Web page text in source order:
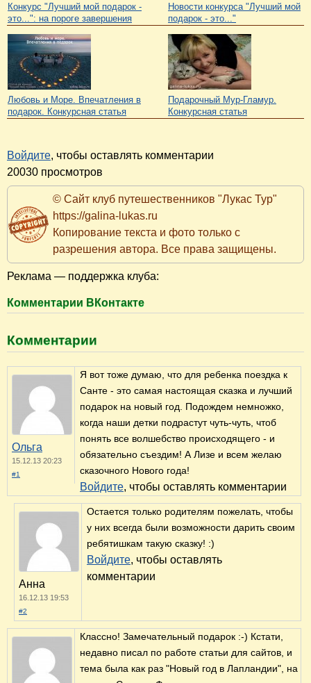
Конкурс "Лучший мой подарок -
это...": на пороге завершения
Новости конкурса "Лучший мой
подарок - это..."
Любовь и Море. Впечатления в
подарок. Конкурсная статья
Подарочный Мур-Гламур.
Конкурсная статья
Войдите, чтобы оставлять комментарии
20030 просмотров
© Сайт клуб путешественников "Лукас Тур"
https://galina-lukas.ru
Копирование текста и фото только с
разрешения автора. Все права защищены.
Реклама — поддержка клуба:
Комментарии ВКонтакте
Комментарии
Ольга
15.12.13 20:23
#1
Я вот тоже думаю, что для ребенка поездка к
Санте - это самая настоящая сказка и лучший
подарок на новый год. Подождем немножко,
когда наши детки подрастут чуть-чуть, чтоб
понять все волшебство происходящего - и
обязательно съездим! А Лизе и всем желаю
сказочного Нового года!
Войдите, чтобы оставлять комментарии
Анна
16.12.13 19:53
#2
Остается только родителям пожелать, чтобы
у них всегда были возможности дарить своим
ребятишкам такую сказку! :)
Войдите, чтобы оставлять
комментарии
Классно! Замечательный подарок :-) Кстати,
недавно писал по работе статьи для сайтов, и
тема была как раз "Новый год в Лапландии", на